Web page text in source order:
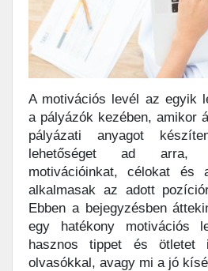
A motivációs levél az egyik
a pályázók kezében, amikor
pályázati anyagot
lehetőséget ad arra,
motivációinkat, célokat és
alkalmasak az adott
Ebben a bejegyzésben
egy hatékony motivációs
hasznos tippet és ötletet
olvasókkal, avagy mi a jó